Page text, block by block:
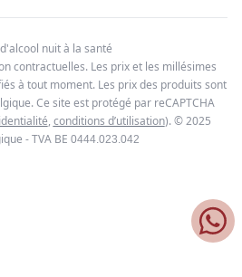
nuit à la santé
contractuelles. Les prix et les millésimes
à tout moment. Les prix des produits sont
Ce site est protégé par reCAPTCHA
, conditions d’utilisation). © 2025
- TVA BE 0444.023.042